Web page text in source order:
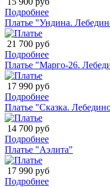
Подробнее
Платье "Ундина.
21 700 руб
Подробнее
Платье "Марго-26.
17 990 руб
Подробнее
Платье "Сказка.
14 700 руб
Подробнее
Платье "Аэлита"
17 990 руб
Подробнее